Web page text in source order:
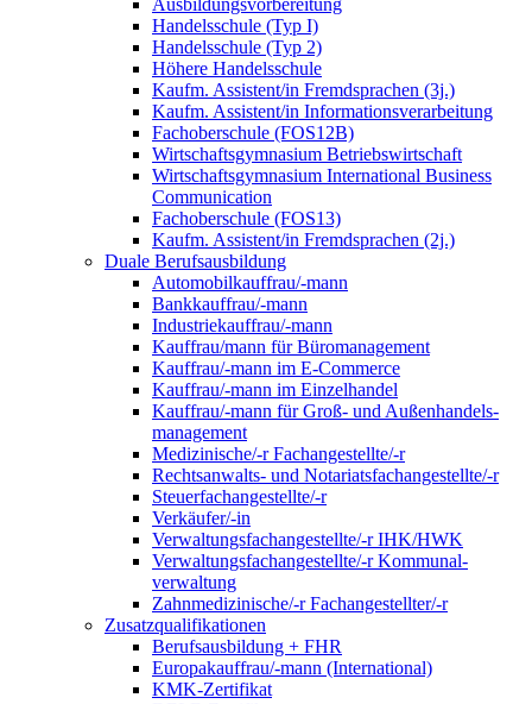
Ausbildungsvorbereitung
Handelsschule (Typ I)
Handelsschule (Typ 2)
Höhere Handelsschule
Kaufm. Assistent/in­ Fremdsprachen (3j.)
Kaufm. Assistent/in Informationsverarbeitung
Fachoberschule (FOS12B)
Wirtschaftsgymnasium Betriebswirtschaft
Wirtschaftsgymnasium International Business
Communication
Fachoberschule (FOS13)
Kaufm. Assistent/in Fremdsprachen (2j.)
Duale Berufsausbildung
Automobilkauffrau/-mann
Bankkauffrau/-mann
Industriekauffrau/-mann
Kauffrau/mann für Büromanagement
Kauffrau/-mann im E-Commerce
Kauffrau/-mann im Einzelhandel
Kauffrau/-mann für Groß- und Außen­handels­
manage­ment
Medizinische/-r Fachangestellte/-r
Rechtsanwalts- und Notariatsfachangestellte/-r
Steuerfachangestellte/-r
Verkäufer/-in
Verwaltungs­fach­angestellte/-r IHK/HWK
Verwaltungsfach­angestellte/-r Kommunal­
verwaltung
Zahnmedizinische/-r Fachangestellter/-r
Zusatzqualifikationen
Berufsausbildung + FHR
Europakauffrau/-mann (International)
KMK-Zertifikat